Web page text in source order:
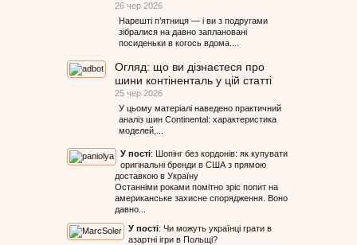
26 чер 2026
Нарешті п’ятниця — і ви з подругами
зібралися на давно заплановані
посиденьки в когось вдома....
Огляд: що ви дізнаєтеся про
шини контіненталь у цій статті
25 чер 2026
У цьому матеріалі наведено практичний
аналіз шин Continental: характеристика
моделей,...
У пості: Шопінг без кордонів: як купувати
оригінальні бренди в США з прямою
доставкою в Україну
Останніми роками помітно зріс попит на
американське захисне спорядження. Воно
давно...
У пості: Чи можуть українці грати в
азартні ігри в Польщі?